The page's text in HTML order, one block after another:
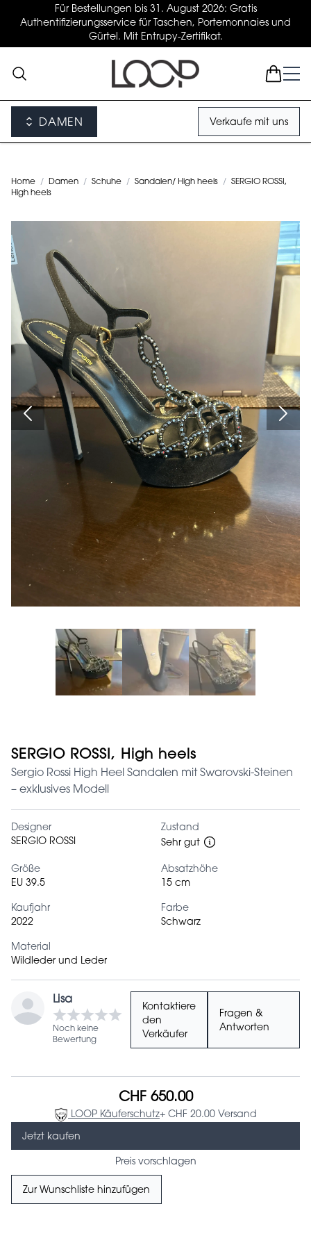
Für Bestellungen bis 31. August 2026: Gratis
Authentifizierungsservice für Taschen, Portemonnaies und
Gürtel. Mit Entrupy-Zertifikat.
DAMEN Verkaufe mit uns
Home / Damen / Schuhe / Sandalen/ High heels / SERGIO ROSSI,
High heels
SERGIO ROSSI, High heels
Sergio Rossi High Heel Sandalen mit Swarovski-Steinen
– exklusives Modell
Designer
SERGIO ROSSI
Zustand
Sehr gut
Größe
EU 39.5
Absatzhöhe
15 cm
Kaufjahr
2022
Farbe
Schwarz
Material
Wildleder und Leder
Lisa
Noch keine
Bewertung
Kontaktiere
den
Verkäufer
Fragen &
Antworten
CHF 650.00
LOOP Käuferschutz+ CHF 20.00 Versand
Jetzt kaufen
Preis vorschlagen
Zur Wunschliste hinzufügen